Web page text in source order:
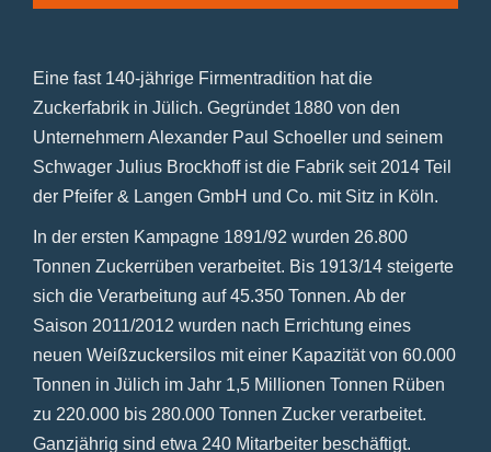
Eine fast 140-jährige Firmentradition hat die
Zuckerfabrik in Jülich. Gegründet 1880 von den
Unternehmern Alexander Paul Schoeller und seinem
Schwager Julius Brockhoff ist die Fabrik seit 2014 Teil
der Pfeifer & Langen GmbH und Co. mit Sitz in Köln.
In der ersten Kampagne 1891/92 wurden 26.800
Tonnen Zuckerrüben verarbeitet. Bis 1913/14 steigerte
sich die Verarbeitung auf 45.350 Tonnen. Ab der
Saison 2011/2012 wurden nach Errichtung eines
neuen Weißzuckersilos mit einer Kapazität von 60.000
Tonnen in Jülich im Jahr 1,5 Millionen Tonnen Rüben
zu 220.000 bis 280.000 Tonnen Zucker verarbeitet.
Ganzjährig sind etwa 240 Mitarbeiter beschäftigt.